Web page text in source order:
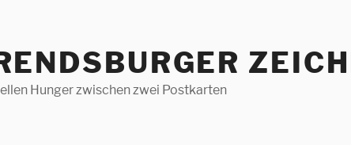
Hunger zwischen zwei Postkarten